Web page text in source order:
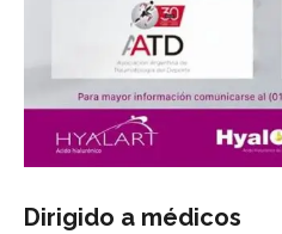
Dirigido a médicos